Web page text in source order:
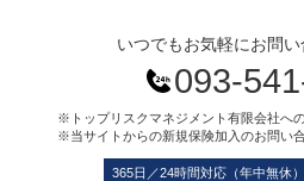
いつでもお気軽にお問
093-
※トップリスクマネジメント有限会社へ
※当サイトからの新規保険加入のお問い
365日／24時間対応（年中無休）